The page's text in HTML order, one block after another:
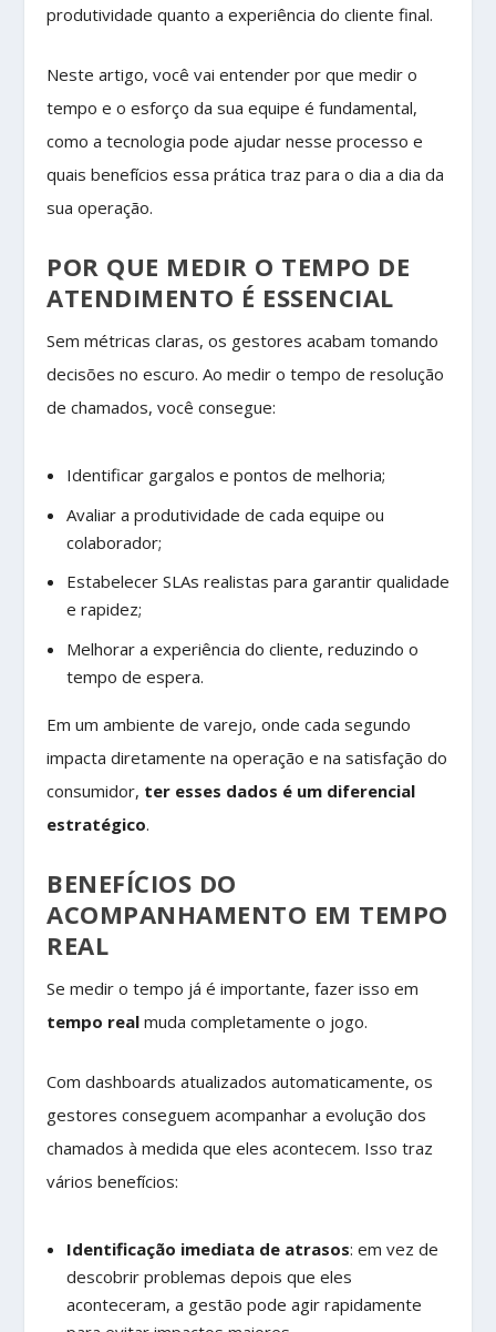
produtividade quanto a experiência do cliente final.
Neste artigo, você vai entender por que medir o
tempo e o esforço da sua equipe é fundamental,
como a tecnologia pode ajudar nesse processo e
quais benefícios essa prática traz para o dia a dia da
sua operação.
POR QUE MEDIR O TEMPO DE
ATENDIMENTO É ESSENCIAL
Sem métricas claras, os gestores acabam tomando
decisões no escuro. Ao medir o tempo de resolução
de chamados, você consegue:
Identificar gargalos e pontos de melhoria;
Avaliar a produtividade de cada equipe ou
colaborador;
Estabelecer SLAs realistas para garantir qualidade
e rapidez;
Melhorar a experiência do cliente, reduzindo o
tempo de espera.
Em um ambiente de varejo, onde cada segundo
impacta diretamente na operação e na satisfação do
consumidor, ter esses dados é um diferencial
estratégico.
BENEFÍCIOS DO
ACOMPANHAMENTO EM TEMPO
REAL
Se medir o tempo já é importante, fazer isso em
tempo real muda completamente o jogo.
Com dashboards atualizados automaticamente, os
gestores conseguem acompanhar a evolução dos
chamados à medida que eles acontecem. Isso traz
vários benefícios:
Identificação imediata de atrasos: em vez de
descobrir problemas depois que eles
aconteceram, a gestão pode agir rapidamente